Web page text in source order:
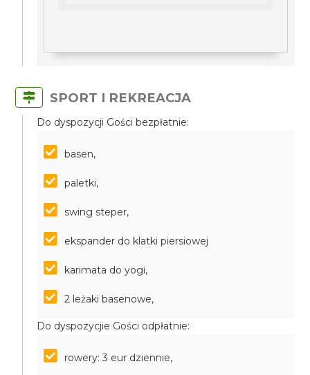
SPORT I REKREACJA
Do dyspozycji Gości bezpłatnie:
basen,
paletki,
swing steper,
ekspander do klatki piersiowej
karimata do yogi,
2 leżaki basenowe,
Do dyspozycjie Gości odpłatnie:
rowery: 3 eur dziennie,